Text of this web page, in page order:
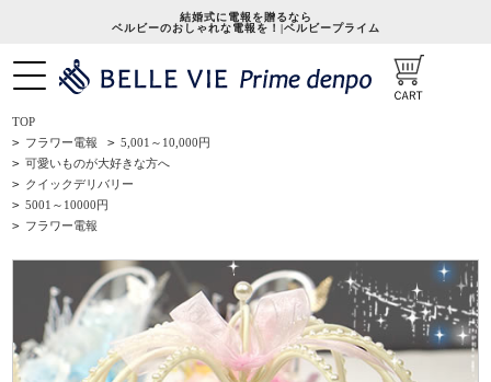
結婚式に電報を贈るなら
ベルビーのおしゃれな電報を！|ベルビープライム
TOP
> フラワー電報 > 5,001～10,000円
> 可愛いものが大好きな方へ
> クイックデリバリー
> 5001～10000円
> フラワー電報